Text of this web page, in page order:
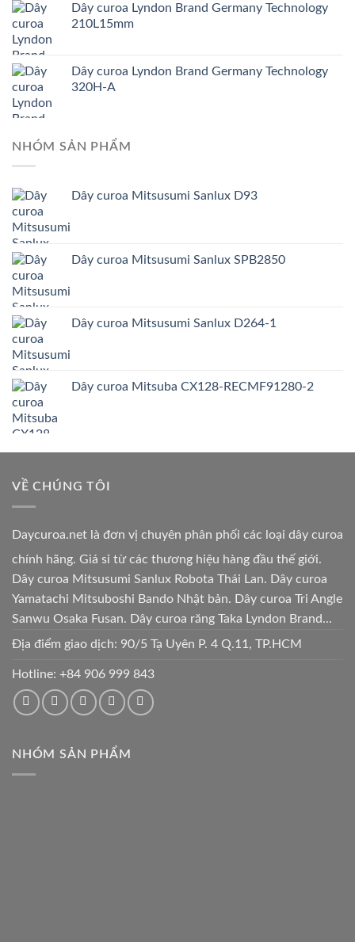
Dây curoa Lyndon Brand Germany Technology
210L15mm
Dây curoa Lyndon Brand Germany Technology
320H-A
NHÓM SẢN PHẨM
Dây curoa Mitsusumi Sanlux D93
Dây curoa Mitsusumi Sanlux SPB2850
Dây curoa Mitsusumi Sanlux D264-1
Dây curoa Mitsuba CX128-RECMF91280-2
VỀ CHÚNG TÔI
Daycuroa.net là đơn vị chuyên phân phối các loại dây curoa
chính hãng. Giá sỉ từ các thương hiệu hàng đầu thế giới.
Dây curoa Mitsusumi Sanlux Robota Thái Lan. Dây curoa
Yamatachi Mitsuboshi Bando Nhật bản. Dây curoa Tri Angle
Sanwu Osaka Fusan. Dây curoa răng Taka Lyndon Brand...
Địa điểm giao dịch: 90/5 Tạ Uyên P. 4 Q.11, TP.HCM
Hotline: +84 906 999 843
NHÓM SẢN PHẨM